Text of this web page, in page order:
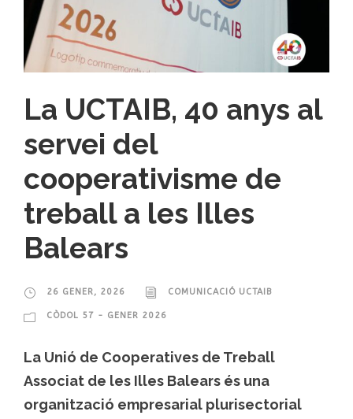
La UCTAIB, 40 anys al
servei del
cooperativisme de
treball a les Illes
Balears
26 GENER, 2026 COMUNICACIÓ UCTAIB
CÒDOL 57 - GENER 2026
La Unió de Cooperatives de Treball
Associat de les Illes Balears és una
organització empresarial plurisectorial